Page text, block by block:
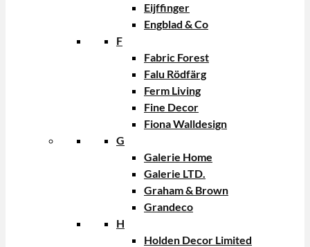
Eijffinger
Engblad & Co
F
Fabric Forest
Falu Rödfärg
Ferm Living
Fine Decor
Fiona Walldesign
G
Galerie Home
Galerie LTD.
Graham & Brown
Grandeco
H
Holden Decor Limited